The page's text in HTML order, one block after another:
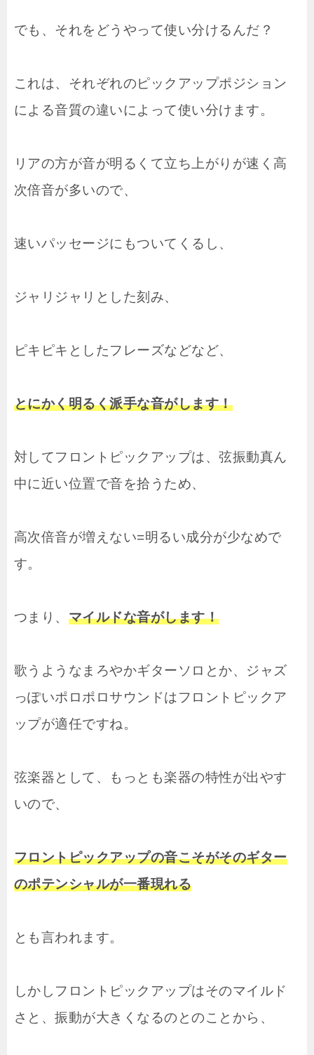
でも、それをどうやって使い分けるんだ？
これは、それぞれのピックアップポジション
による音質の違いによって使い分けます。
リアの方が音が明るくて立ち上がりが速く高
次倍音が多いので、
速いパッセージにもついてくるし、
ジャリジャリとした刻み、
ピキピキとしたフレーズなどなど、
とにかく明るく派手な音がします！
対してフロントピックアップは、弦振動真ん
中に近い位置で音を拾うため、
高次倍音が増えない=明るい成分が少なめで
す。
つまり、 マイルドな音がします！
歌うようなまろやかギターソロとか、ジャズ
っぽいポロポロサウンドはフロントピックア
ップが適任ですね。
弦楽器として、もっとも楽器の特性が出やす
いので、
フロントピックアップの音こそがそのギター
のポテンシャルが一番現れる
とも言われます。
しかしフロントピックアップはそのマイルド
さと、振動が大きくなるのとのことから、